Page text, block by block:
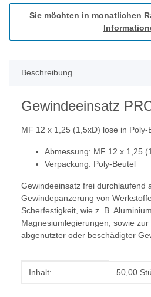
Sie möchten in monatlichen
Beschreibung
Gewindeeinsatz
MF 12 x 1,25 (1,5xD) lose in Poly-
Abmessung: MF 12 x 1,25
Verpackung: Poly-Beutel
Gewindeeinsatz frei durchlaufend
Gewindepanzerung von
Scherfestigkeit, wie z. B.
Magnesiumlegierungen, sowie
abgenutzter oder beschädigter
Produkteigenschaft
Wert
Inhalt: 50,00